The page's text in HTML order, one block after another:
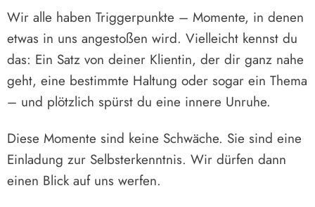
Wir alle haben Triggerpunkte – Momente, in denen
etwas in uns angestoßen wird. Vielleicht kennst du
das: Ein Satz von deiner Klientin, der dir ganz nahe
geht, eine bestimmte Haltung oder sogar ein Thema
– und plötzlich spürst du eine innere Unruhe.
Diese Momente sind keine Schwäche. Sie sind eine
Einladung zur Selbsterkenntnis. Wir dürfen dann
einen Blick auf uns werfen.